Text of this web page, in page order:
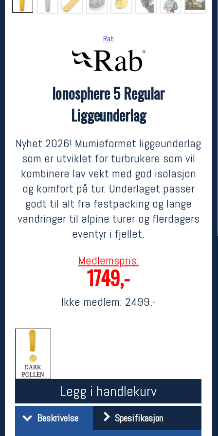
Rab
Ionosphere 5 Regular
Liggeunderlag
Nyhet 2026! Mumieformet liggeunderlag
som er utviklet for turbrukere som vil
kombinere lav vekt med god isolasjon
og komfort på tur. Underlaget passer
godt til alt fra fastpacking og lange
vandringer til alpine turer og flerdagers
eventyr i fjellet.
Medlemspris:
1749,-
Ikke medlem: 2499,-
DARK
POLLEN
Legg i handlekurv
Beskrivelse Spesifikasjon
Rab
Ionosphere 5 Regular Liggeunderlag
2499,- MEDLEM:1749,-
Oslo Sportslager
Telefon: 23 32 62 00
(telefontid man-fredag klokken 10-13)
Vis i kart
Om oss
Kontakt oss
Åpningstider butikk
Man-Fredag:
11-18
11-16